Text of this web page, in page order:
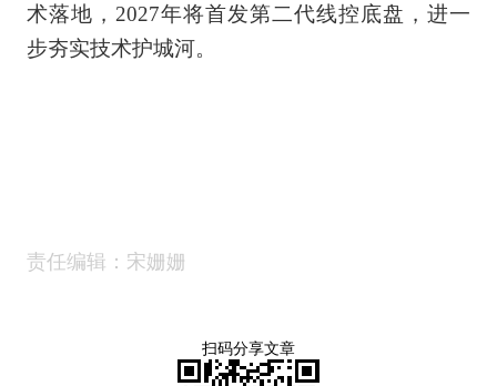
术落地，2027年将首发第二代线控底盘，进一
步夯实技术护城河。
责任编辑：宋姗姗
扫码分享文章